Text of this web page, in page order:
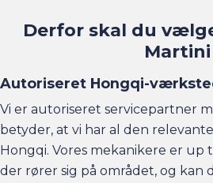
Derfor skal du
Martini
Autoriseret Hongqi-
Vi er autoriseret servicepartner
betyder, at vi har al den
Hongqi. Vores mekanikere er up
der rører sig på området, og kan